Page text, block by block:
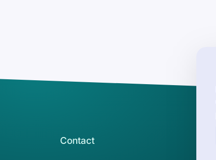
Contact